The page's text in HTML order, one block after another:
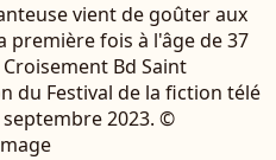
vient de goûter aux
première fois à l'âge de 37
Bd Saint
du Festival de la fiction télé
septembre 2023. ©